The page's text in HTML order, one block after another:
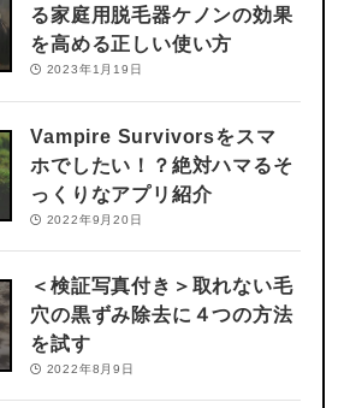
る家庭用脱毛器ケノンの効果
を高める正しい使い方
2023年1月19日
Vampire Survivorsをスマ
ホでしたい！？ 絶対ハマるそ
っくりなアプリ紹介
2022年9月20日
＜検証写真付き＞ 取れない毛
穴の黒ずみ除去に４つの方法
を試す
2022年8月9日